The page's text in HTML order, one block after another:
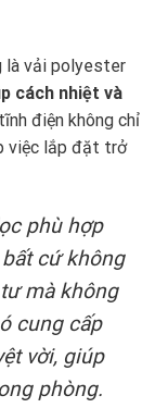
là vải polyester
cách nhiệt và
điện không chỉ
việc lắp đặt trở
phù hợp
cứ không
mà không
cung cấp
vời, giúp
phòng.